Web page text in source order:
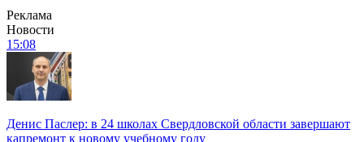
Реклама
Новости
15:08
Денис Паслер: в 24 школах Свердловской области завершают
капремонт к новому учебному году